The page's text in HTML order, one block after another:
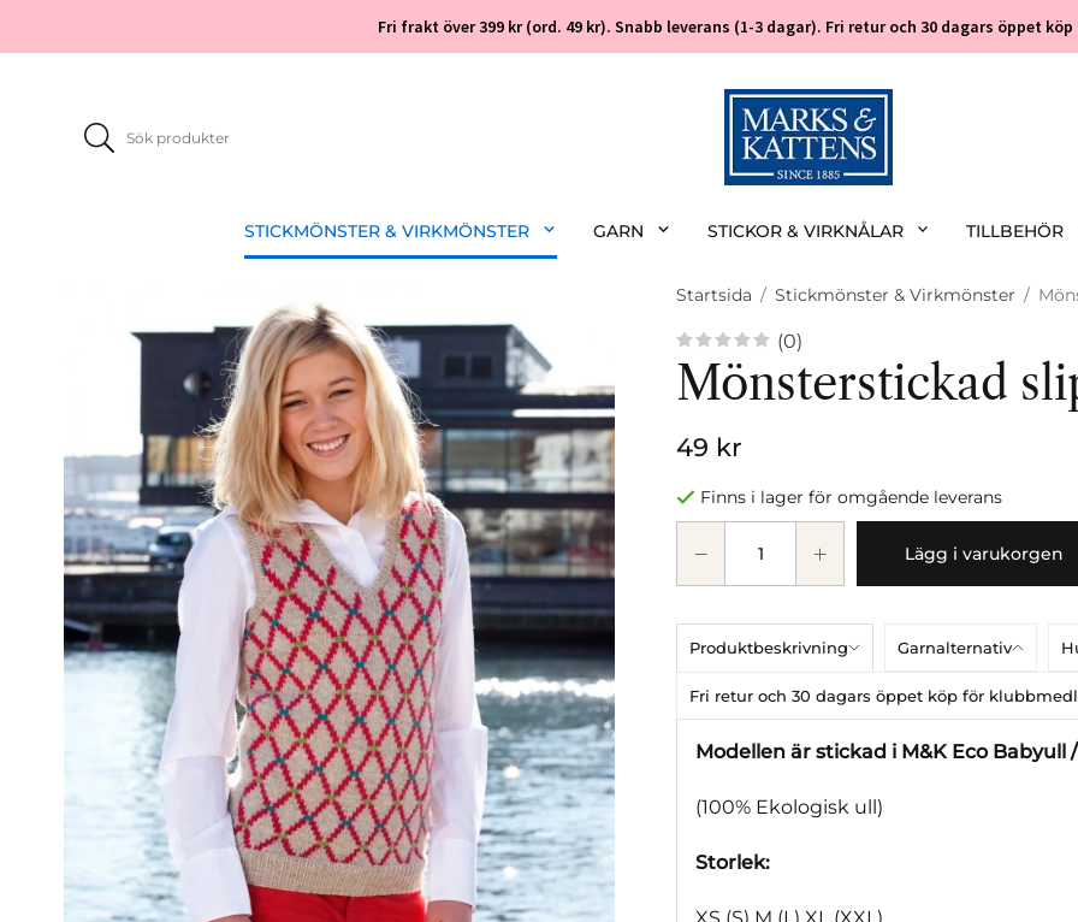
Fri frakt över 399 kr (ord. 49 kr). Snabb leverans (1-3 dagar). Fri retur och 30 dagars öppet
STICKMÖNSTER & VIRKMÖNSTER GARN STICKOR & VIRKNÅLAR TILLBEHÖR
Startsida / Stickmönster & Virkmönster /
(0)
Mönsterstickad
49 kr
Finns i lager för omgående leverans
Lägg i varukorgen
Produktbeskrivning Garnalternativ
Fri retur och 30 dagars öppet köp för
Modellen är stickad i M&K Eco Babyull
(100% Ekologisk ull)
Storlek: